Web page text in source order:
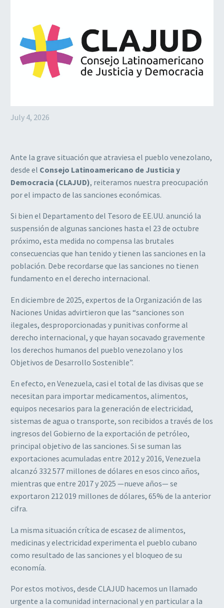
July 4, 2026
Ante la grave situación que atraviesa el pueblo venezolano,
desde el Consejo Latinoamericano de Justicia y
Democracia (CLAJUD), reiteramos nuestra preocupación
por el impacto de las sanciones económicas.
Si bien el Departamento del Tesoro de EE.UU. anunció la
suspensión de algunas sanciones hasta el 23 de octubre
próximo, esta medida no compensa las brutales
consecuencias que han tenido y tienen las sanciones en la
población. Debe recordarse que las sanciones no tienen
fundamento en el derecho internacional.
En diciembre de 2025, expertos de la Organización de las
Naciones Unidas advirtieron que las “sanciones son
ilegales, desproporcionadas y punitivas conforme al
derecho internacional, y que hayan socavado gravemente
los derechos humanos del pueblo venezolano y los
Objetivos de Desarrollo Sostenible”.
En efecto, en Venezuela, casi el total de las divisas que se
necesitan para importar medicamentos, alimentos,
equipos necesarios para la generación de electricidad,
sistemas de agua o transporte, son recibidos a través de los
ingresos del Gobierno de la exportación de petróleo,
principal objetivo de las sanciones. Si se suman las
exportaciones acumuladas entre 2012 y 2016, Venezuela
alcanzó 332 577 millones de dólares en esos cinco años,
mientras que entre 2017 y 2025 —nueve años— se
exportaron 212 019 millones de dólares, 65% de la anterior
cifra.
La misma situación crítica de escasez de alimentos,
medicinas y electricidad experimenta el pueblo cubano
como resultado de las sanciones y el bloqueo de su
economía.
Por estos motivos, desde CLAJUD hacemos un llamado
urgente a la comunidad internacional y en particular a la